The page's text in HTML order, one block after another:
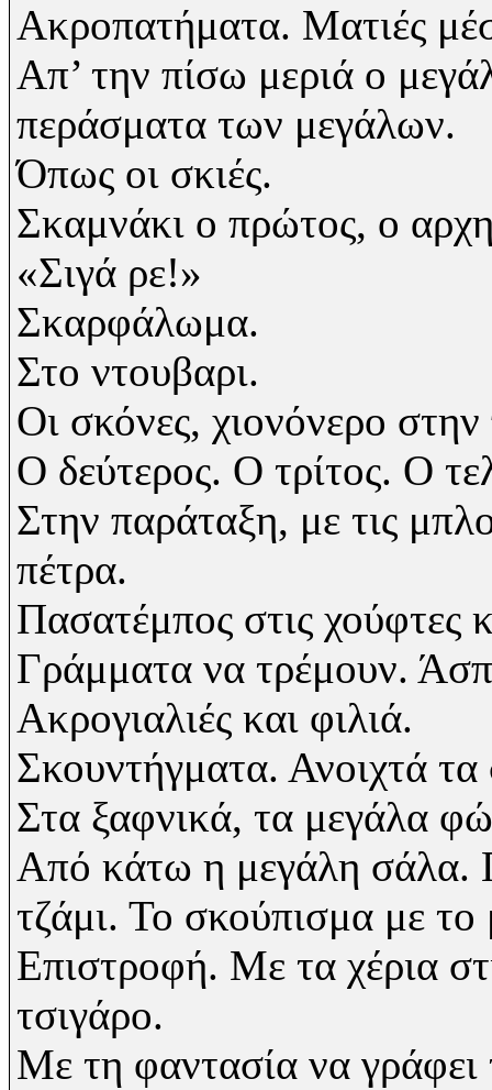
Ακροπατήματα. Ματιές
Απ’ την πίσω μεριά ο
περάσματα των μεγάλων.
Όπως οι σκιές.
Σκαμνάκι ο πρώτος, ο
«Σιγά ρε!»
Σκαρφάλωμα.
Στο ντουβαρι.
Οι σκόνες, χιονόνερο
Ο δεύτερος. Ο τρίτος. Ο
Στην παράταξη, με τις
πέτρα.
Πασατέμπος στις χούφτες
Γράμματα να τρέμουν.
Ακρογιαλιές και φιλιά.
Σκουντήγματα. Ανοιχτά
Στα ξαφνικά, τα μεγάλα
Από κάτω η μεγάλη σάλα.
τζάμι. Το σκούπισμα με το
Επιστροφή. Με τα χέρια
τσιγάρο.
Με τη φαντασία να γράφει